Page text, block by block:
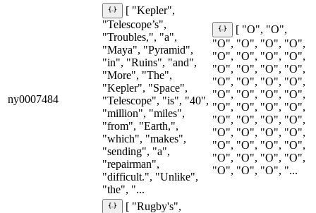
ny0007484
[ "Kepler",
"Telescope’s",
"Troubles,", "a",
"Maya", "Pyramid",
"in", "Ruins", "and",
"More", "The",
"Kepler", "Space",
"Telescope", "is", "40",
"million", "miles",
"from", "Earth,",
"which", "makes",
"sending", "a",
"repairman",
"difficult.", "Unlike",
"the", "...
[ "O", "O",
"O", "O", "O", "O",
"O", "O", "O", "O",
"O", "O", "O", "O",
"O", "O", "O", "O",
"O", "O", "O", "O",
"O", "O", "O", "O",
"O", "O", "O", "O",
"O", "O", "O", "O",
"O", "O", "O", "O",
"O", "O", "O", "O",
"O", "O", "O", "...
[ "Rugby's",